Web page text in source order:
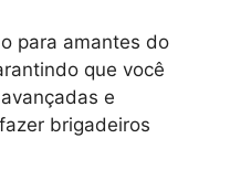
para amantes do
que você
e
brigadeiros